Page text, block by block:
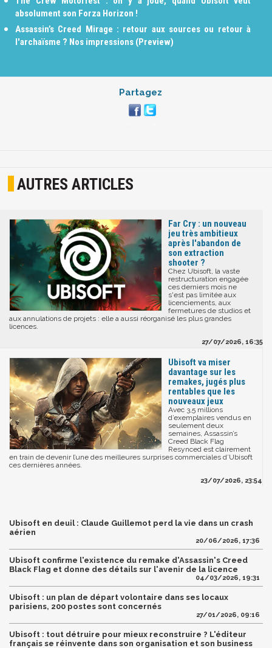
absolument son Forza Horizon !
Assassin’s Creed Mirage : retour aux sources ou retour à
l'archaïsme ? Nos impressions (Preview)
Partagez
AUTRES ARTICLES
Far Cry : un nouveau
jeu très ambitieux
après l'abandon de
son extraction
shooter ?
Chez Ubisoft, la vaste
restructuration engagée
ces derniers mois ne
s'est pas limitée aux
licenciements, aux
fermetures de studios et
aux annulations de projets : elle a aussi réorganisé les plus grandes
licences.
27/07/2026, 16:35
Ubisoft va miser
davantage sur les
remakes, jugés plus
rentables que les
nouveaux jeux
Avec 3,5 millions
d’exemplaires vendus en
seulement deux
semaines, Assassin’s
Creed Black Flag
Resynced est clairement
en train de devenir l’une des meilleures surprises commerciales d’Ubisoft
ces dernières années.
23/07/2026, 23:54
Ubisoft en deuil : Claude Guillemot perd la vie dans un crash
aérien
20/06/2026, 17:36
Ubisoft confirme l'existence du remake d'Assassin's Creed
Black Flag et donne des détails sur l'avenir de la licence
04/03/2026, 19:31
Ubisoft : un plan de départ volontaire dans ses locaux
parisiens, 200 postes sont concernés
27/01/2026, 09:16
Ubisoft : tout détruire pour mieux reconstruire ? L'éditeur
français se réinvente dans son organisation et son business